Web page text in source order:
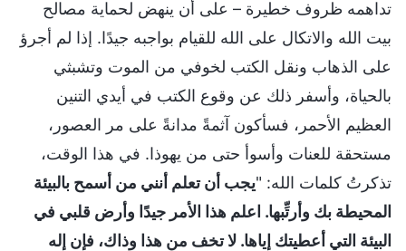
تداهمه ظروف خطيرة – على أن ينهض لحماية مصالح
بيت الله والاتكال على الله للقيام بواجبه جيدًا. إذا لم أجرؤ
على الذهاب ونقل الكتب لخوفي من الموت وتشبثي
بالحياة، وأسفر ذلك عن وقوع الكتب في أيدي التنين
العظيم الأحمر، فسأكون آثمةً مدانةً على مر العصور،
مستحقة للعنات وأسوأ حتى من يهوذا. في هذا الوقت،
تذكرتُ كلمات الله: "يجب أن تعلم أنني من أسمح بالبيئة
المحيطة بك وأرتِّبها. اعلم هذا الأمر جيدًا وأرض قلبي في
البيئة التي أعطيتك إياها. لا تخف من هذا وذاك، فإن إله